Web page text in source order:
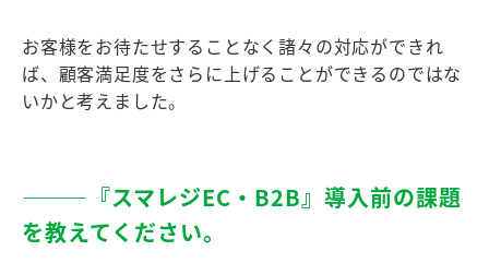
お客様をお待たせすることなく諸々の対応ができれ
ば、顧客満足度をさらに上げることができるのではな
いかと考えました。
―――『スマレジEC・B2B』導⼊前の課題
を教えてください。